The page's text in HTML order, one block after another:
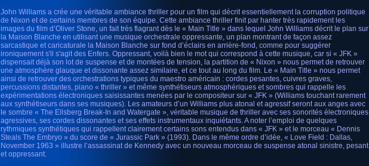
John Williams a crée une véritable ambiance thriller pour un film qui décrit essentiellement la corruption politique
de Nixon et de certains membres de son équipe. Cette ambiance thriller finit par hanter très rapidement les
images du film d’Oliver Stone, un fait très flagrant dès le « Main Title » dans lequel John Williams décrit le plan sur
la Maison Blanche en utilisant une musique orchestrale oppressante, un plan montrant de façon assez
sarcastique et caricaturale la Maison Blanche sur fond d’éclairs en arrière-fond, comme pour suggérer
ironiquement s'il s'agit des Enfers. Oppressant, voilà bien le mot qui correspond à cette musique, car si « JFK »
dispensait déjà son lot de suspense et de montées de tension, la partition de « Nixon » nous permet de retrouver
une atmosphère glauque et dissonante assez similaire, et ce tout au long du film. Le « Main Title » nous permet
ainsi de retrouver des orchestrations typiques du maestro américain : cordes pesantes, cuivres graves,
percussions distantes, piano « thriller » et même synthétiseurs atmosphériques et sombres qui rappelle les
expérimentations électroniques saisissantes menées par le compositeur sur « JFK » (Williams touchant rarement
aux synthétiseurs dans ses musiques). Les amateurs d’un Williams plus atonal et agressif seront aux anges avec
le sombre « The Ellsberg Break-In and Watergate », véritable musique de thriller avec ses sonorités électroniques
agressives, ses cordes dissonantes et ses effets instrumentaux inquiétants. A noter l’emploi de quelques
rythmiques synthétiques qui rappellent clairement certains sons entendus dans « JFK » et le morceau « Dennis
Steals The Embryo » du score de « Jurassic Park » (1993). Dans le même ordre d’idée, « Love Field : Dallas,
November 1963 » illustre l’assassinat de Kennedy avec un nouveau morceau de suspense atonal sinistre, pesant
et oppressant.